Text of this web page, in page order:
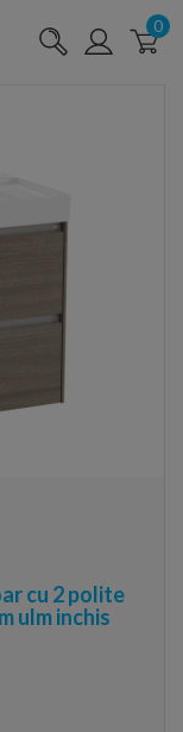
0
cu 2 polite
ulm inchis